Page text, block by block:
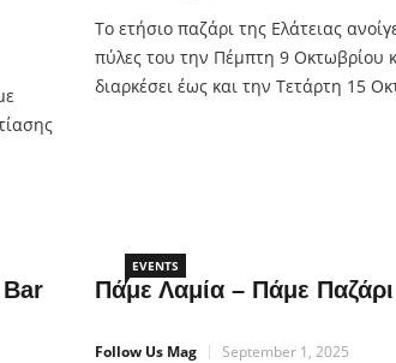
Το ετήσιο παζάρι της Ελάτειας
πύλες του την Πέμπτη 9 Οκτωβρίου
διαρκέσει έως και την Τετάρτη 15
EVENTS
Πάμε Λαμία – Πάμε
Follow Us Mag September 1, 2025